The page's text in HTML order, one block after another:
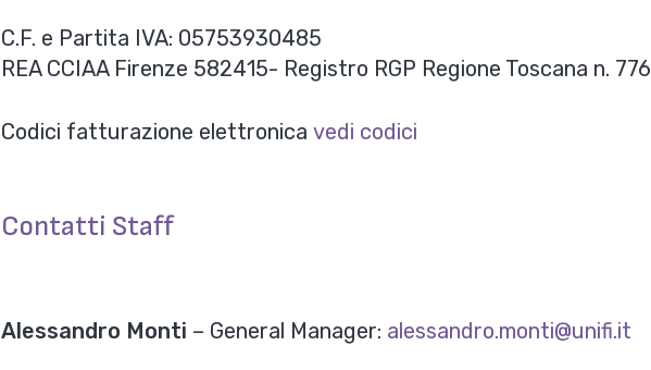
C.F. e Partita IVA: 05753930485
REA CCIAA Firenze 582415- Registro RGP Regione Toscana n. 776
Codici fatturazione elettronicavedi codici
Contatti Staff
Alessandro Monti – General Manager: alessandro.monti@unifi.it